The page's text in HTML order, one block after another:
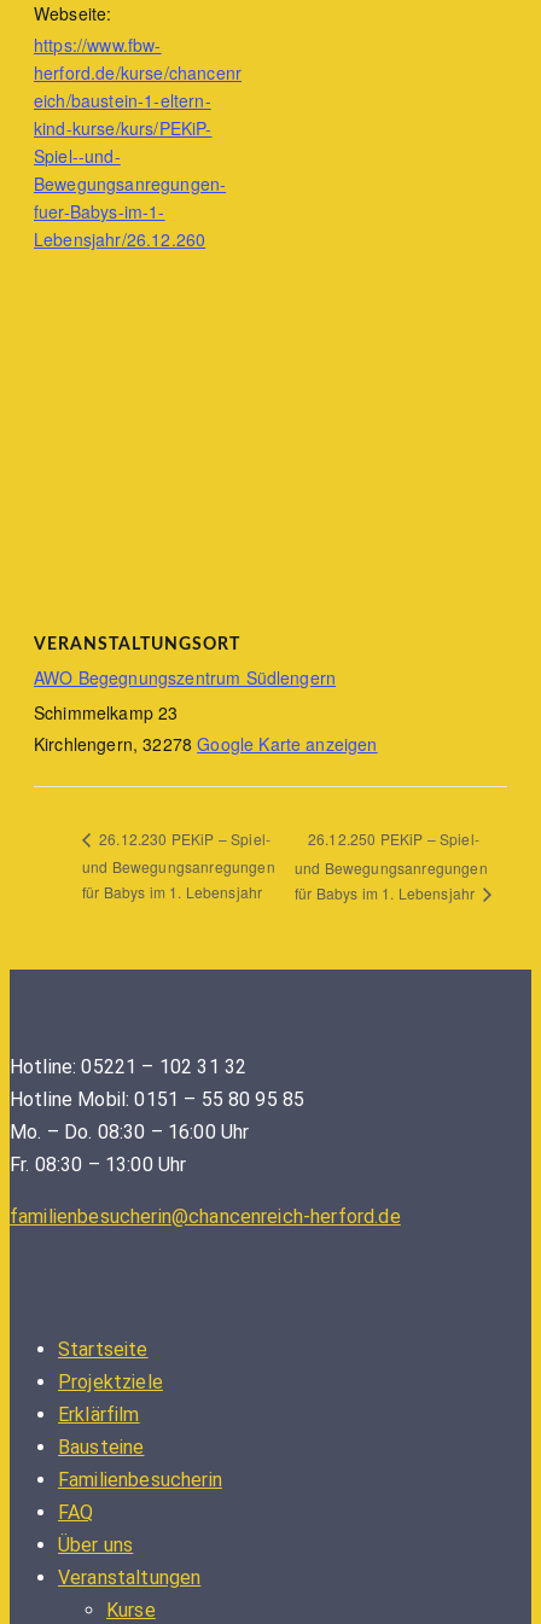
Webseite:
https://www.fbw-
herford.de/kurse/chancenr
eich/baustein-1-eltern-
kind-kurse/kurs/PEKiP-
Spiel--und-
Bewegungsanregungen-
fuer-Babys-im-1-
Lebensjahr/26.12.260
VERANSTALTUNGSORT
AWO Begegnungszentrum Südlengern
Schimmelkamp 23
Kirchlengern, 32278 Google Karte anzeigen
26.12.230 PEKiP – Spiel-
und Bewegungsanregungen
für Babys im 1. Lebensjahr
26.12.250 PEKiP – Spiel-
und Bewegungsanregungen
für Babys im 1. Lebensjahr
Hotline: 05221 – 102 31 32
Hotline Mobil: 0151 – 55 80 95 85
Mo. – Do. 08:30 – 16:00 Uhr
Fr. 08:30 – 13:00 Uhr
familienbesucherin@chancenreich-herford.de
Startseite
Projektziele
Erklärfilm
Bausteine
Familienbesucherin
FAQ
Über uns
Veranstaltungen
Kurse